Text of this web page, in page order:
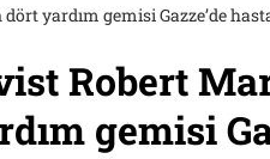
Robert
gemisi